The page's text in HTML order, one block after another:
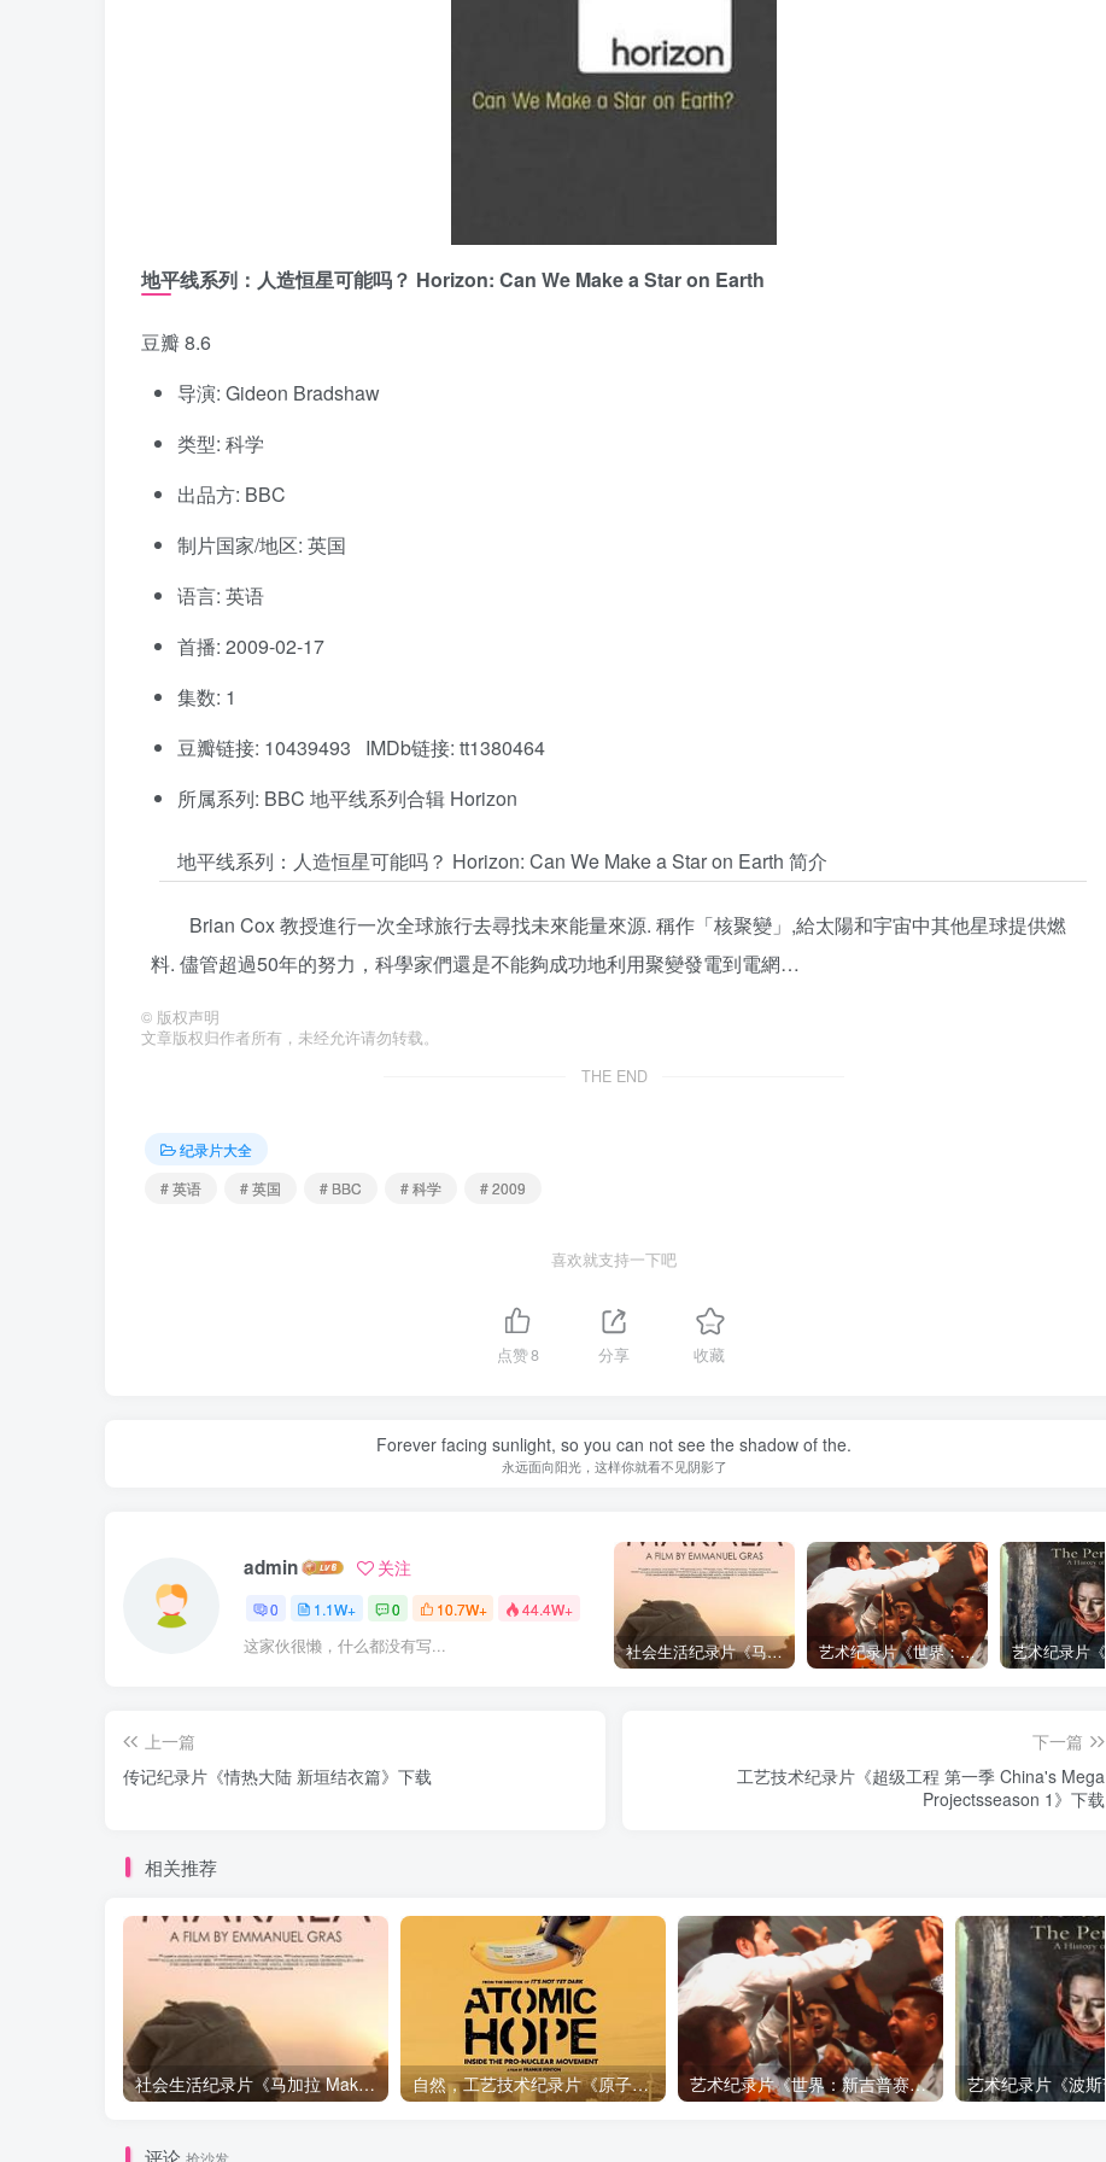
地平线系列：人造恒星可能吗？ Horizon: Can We Make a Star on Earth
豆瓣 8.6
导演: Gideon Bradshaw
类型: 科学
出品方: BBC
制片国家/地区: 英国
语言: 英语
首播: 2009-02-17
集数: 1
豆瓣链接: 10439493 IMDb链接: tt1380464
所属系列: BBC 地平线系列合辑 Horizon
地平线系列：人造恒星可能吗？ Horizon: Can We Make a Star on Earth 简介
Brian Cox 教授進行一次全球旅行去尋找未來能量來源. 稱作「核聚變」,給太陽和宇宙中其他星球提供燃
料. 儘管超過50年的努力，科學家們還是不能夠成功地利用聚變發電到電網…
© 版权声明
文章版权归作者所有，未经允许请勿转载。
THE END
纪录片大全
# 英语
# 英国 # BBC # 科学 # 2009
喜欢就支持一下吧
点赞8 分享 收藏
Forever facing sunlight, so you can not see the shadow of the.
永远面向阳光，这样你就看不见阴影了
admin 关注
0 1.1W+ 0 10.7W+ 44.4W+
这家伙很懒，什么都没有写... 社会生活纪录片《马加拉 Makala》下载 艺术纪录片《世界：新吉普赛之王 This World: The New Gypsy Kings》下载
上一篇
传记纪录片《情热大陆 新垣结衣篇》下载
下一篇
工艺技术纪录片《超级工程 第一季 China's Mega
Projectsseason 1》下载
相关推荐
社会生活纪录片《马加拉 Makala》下载 自然，工艺技术纪录片《原子能的希望 Atomic Hope – Inside the Pro-Nuclear Movement》下载 艺术纪录片《世界：新吉普赛之王 This World: The New Gypsy Kings》下载
评论